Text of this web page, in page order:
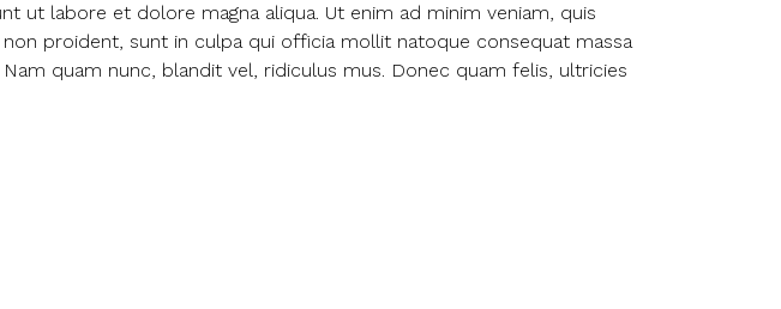
ut labore et dolore magna aliqua. Ut enim ad minim veniam, quis
proident, sunt in culpa qui officia mollit natoque consequat massa
quam nunc, blandit vel, ridiculus mus. Donec quam felis, ultricies